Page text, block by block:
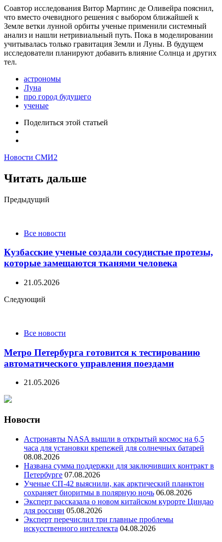
Соавтор исследования Витор Мартинс де Оливейра пояснил,
что вместо очевидного решения с выбором ближайшей к
Земле ветки лунной орбиты ученые применили системный
анализ и нашли нетривиальный путь. Пока в моделировании
учитывалась только гравитация Земли и Луны. В будущем
исследователи планируют добавить влияние Солнца и других
тел.
астрономы
Луна
про город будущего
ученые
Поделиться этой статьей
Новости СМИ2
Читать дальше
Post
Предыдущий
Все новости
Кузбасские ученые создали сосудистые протезы,
которые замещаются тканями человека
21.05.2026
Следующий
Все новости
Метро Петербурга готовится к тестированию
автоматического управления поездами
21.05.2026
Новости
Астронавты NASA вышли в открытый космос на 6,5
часа для установки крепежей для солнечных батарей
08.08.2026
Названа сумма поддержки для заключивших контракт в
Петербурге 07.08.2026
Ученые СП-42 выяснили, как арктический планктон
сохраняет биоритмы в полярную ночь 06.08.2026
Эксперт рассказала о новом китайском курорте Циндао
для россиян 05.08.2026
Эксперт перечислил три главные проблемы
искусственного интеллекта 04.08.2026